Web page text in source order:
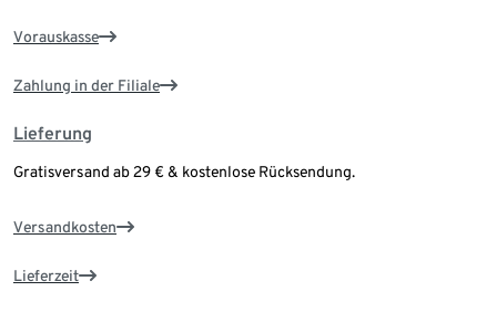
Vorauskasse
Zahlung in der Filiale
Lieferung
Gratisversand ab 29 € & kostenlose Rücksendung.
Versandkosten
Lieferzeit